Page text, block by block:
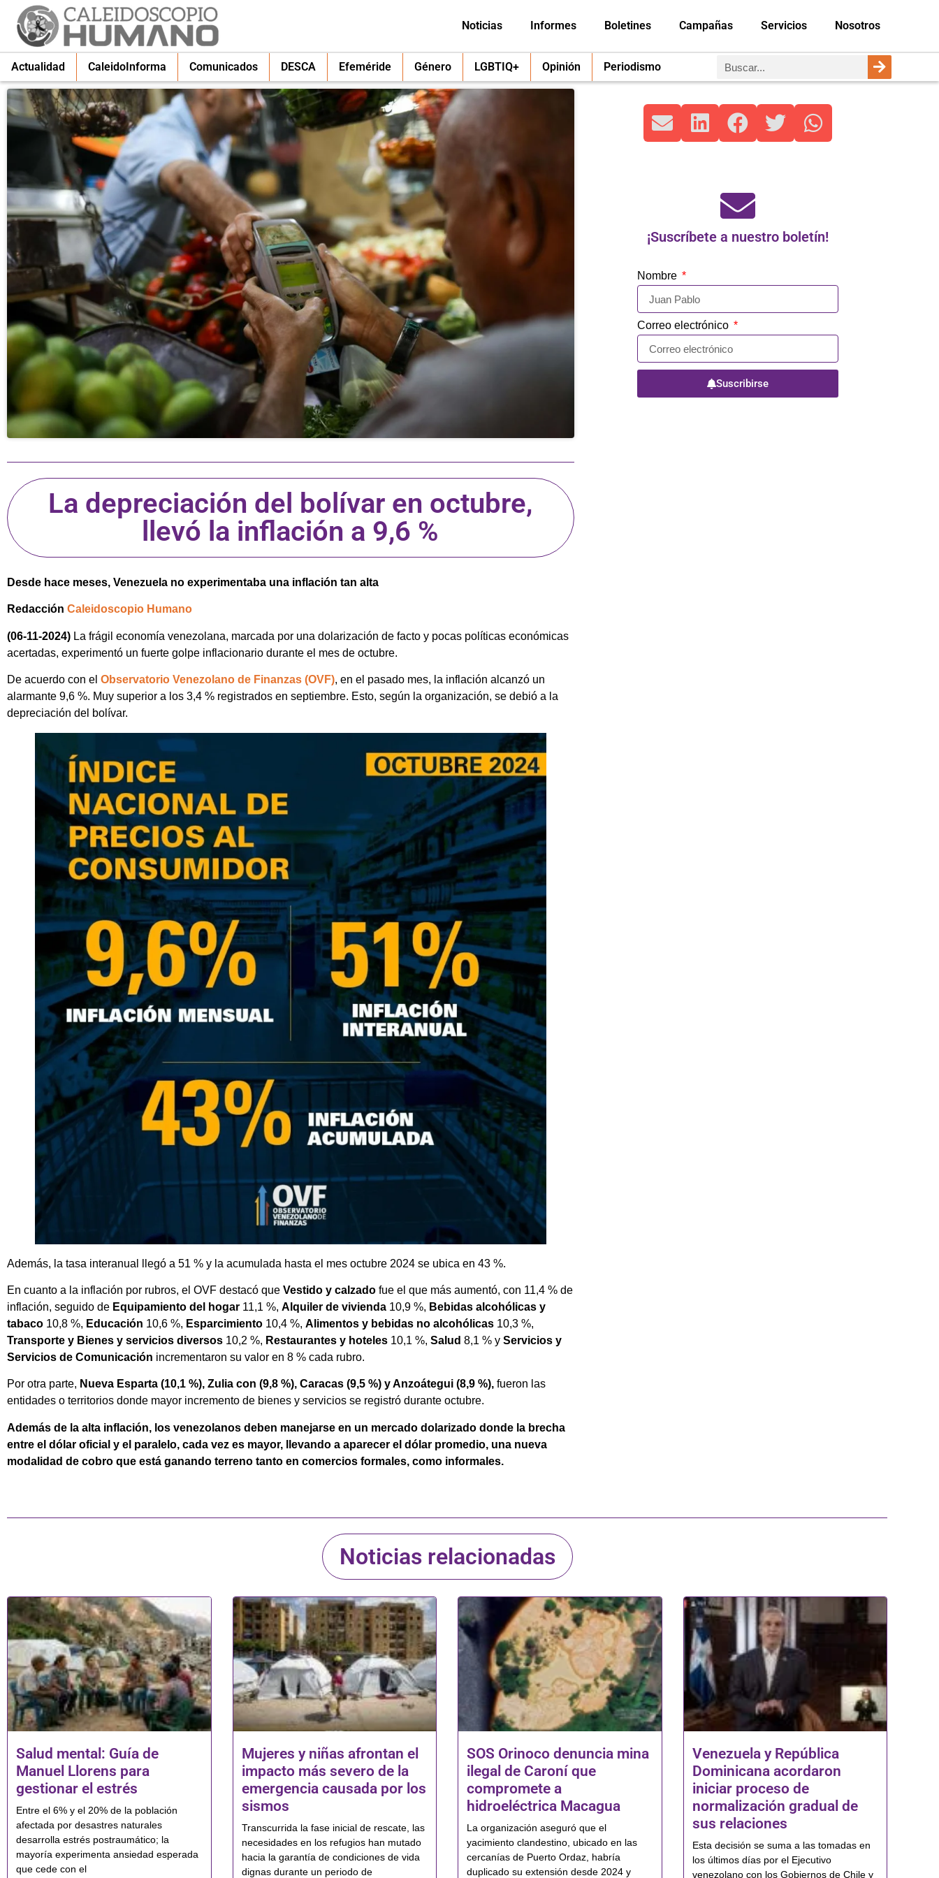
Noticias Informes Boletines Campañas Servicios Nosotros
Actualidad CaleidoInforma Comunicados DESCA Efeméride Género LGBTIQ+ Opinión Periodismo
La depreciación del bolívar en octubre,
llevó la inflación a 9,6 %
Desde hace meses, Venezuela no experimentaba una inflación tan alta
Redacción Caleidoscopio Humano
(06-11-2024) La frágil economía venezolana, marcada por una dolarización de facto y pocas políticas económicas
acertadas, experimentó un fuerte golpe inflacionario durante el mes de octubre.
De acuerdo con el Observatorio Venezolano de Finanzas (OVF), en el pasado mes, la inflación alcanzó un
alarmante 9,6 %. Muy superior a los 3,4 % registrados en septiembre. Esto, según la organización, se debió a la
depreciación del bolívar.
Además, la tasa interanual llegó a 51 % y la acumulada hasta el mes octubre 2024 se ubica en 43 %.
En cuanto a la inflación por rubros, el OVF destacó que Vestido y calzado fue el que más aumentó, con 11,4 % de
inflación, seguido de Equipamiento del hogar 11,1 %, Alquiler de vivienda 10,9 %, Bebidas alcohólicas y
tabaco 10,8 %, Educación 10,6 %, Esparcimiento 10,4 %, Alimentos y bebidas no alcohólicas 10,3 %,
Transporte y Bienes y servicios diversos 10,2 %, Restaurantes y hoteles 10,1 %, Salud 8,1 % y Servicios y
Servicios de Comunicación incrementaron su valor en 8 % cada rubro.
Por otra parte, Nueva Esparta (10,1 %), Zulia con (9,8 %), Caracas (9,5 %) y Anzoátegui (8,9 %), fueron las
entidades o territorios donde mayor incremento de bienes y servicios se registró durante octubre.
Además de la alta inflación, los venezolanos deben manejarse en un mercado dolarizado donde la brecha
entre el dólar oficial y el paralelo, cada vez es mayor, llevando a aparecer el dólar promedio, una nueva
modalidad de cobro que está ganando terreno tanto en comercios formales, como informales.
¡Suscríbete a nuestro boletín!
Nombre
Correo electrónico
Suscribirse
Noticias relacionadas
Salud mental: Guía de
Manuel Llorens para
gestionar el estrés
Entre el 6% y el 20% de la población
afectada por desastres naturales
desarrolla estrés postraumático; la
mayoría experimenta ansiedad esperada
que cede con el
Mujeres y niñas afrontan el
impacto más severo de la
emergencia causada por los
sismos
Transcurrida la fase inicial de rescate, las
necesidades en los refugios han mutado
hacia la garantía de condiciones de vida
dignas durante un periodo de
SOS Orinoco denuncia mina
ilegal de Caroní que
compromete a
hidroeléctrica Macagua
La organización aseguró que el
yacimiento clandestino, ubicado en las
cercanías de Puerto Ordaz, habría
duplicado su extensión desde 2024 y
Venezuela y República
Dominicana acordaron
iniciar proceso de
normalización gradual de
sus relaciones
Esta decisión se suma a las tomadas en
los últimos días por el Ejecutivo
venezolano con los Gobiernos de Chile y